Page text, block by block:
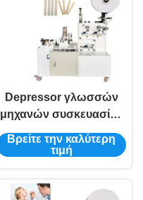
Depressor γλωσσών
μηχανών συσκευασίας
οδοντογλυφιδών
υψηλής ταχύτητας
Βρείτε την καλύτερη
τιμή